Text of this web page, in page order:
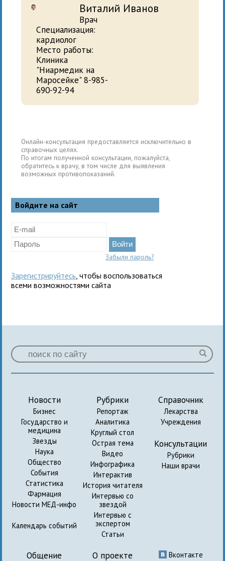
Виталий Иванов
Врач
Специализация:
кардиолог
Место работы:
Клиника
"Ниармедик на
Маросейке" 8-985-
690-92-94
Онлайн-консультация предоставляется исключительно в
справочных целях.
По итогам полученной консультации, пожалуйста,
обратитесь к врачу, в том числе для выявления
возможных противопоказаний.
Войдите на сайт
Забыли пароль?
Зарегистрируйтесь , чтобы воспользоваться
всеми возможностями сайта
Новости
Бизнес
Государство и
медицина
Звезды
Наука
Общество
События
Статистика
Фармация
Новости МЕД-инфо
Календарь событий
Рубрики
Репортаж
Аналитика
Круглый стол
Острая тема
Видео
Инфографика
Интерактив
История читателя
Интервью со
звездой
Интервью с
экспертом
Статьи
Справочник
Лекарства
Учреждения
Консультации
Рубрики
Наши врачи
Общение О проекте
Вконтакте